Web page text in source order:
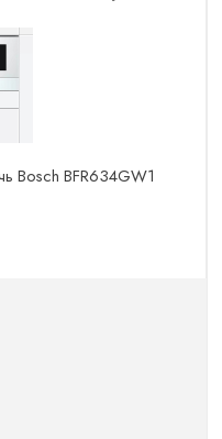
Bosch BFR634GW1